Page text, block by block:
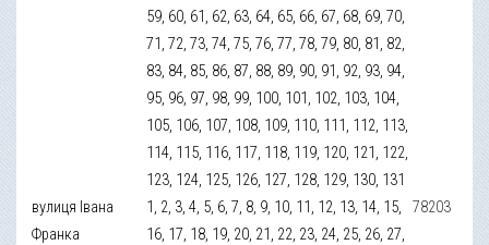
59, 60, 61, 62, 63, 64, 65, 66, 67, 68, 69, 70,
71, 72, 73, 74, 75, 76, 77, 78, 79, 80, 81, 82,
83, 84, 85, 86, 87, 88, 89, 90, 91, 92, 93, 94,
95, 96, 97, 98, 99, 100, 101, 102, 103, 104,
105, 106, 107, 108, 109, 110, 111, 112, 113,
114, 115, 116, 117, 118, 119, 120, 121, 122,
123, 124, 125, 126, 127, 128, 129, 130, 131
вулиця Івана
Франка
1, 2, 3, 4, 5, 6, 7, 8, 9, 10, 11, 12, 13, 14, 15,
16, 17, 18, 19, 20, 21, 22, 23, 24, 25, 26, 27,
78203